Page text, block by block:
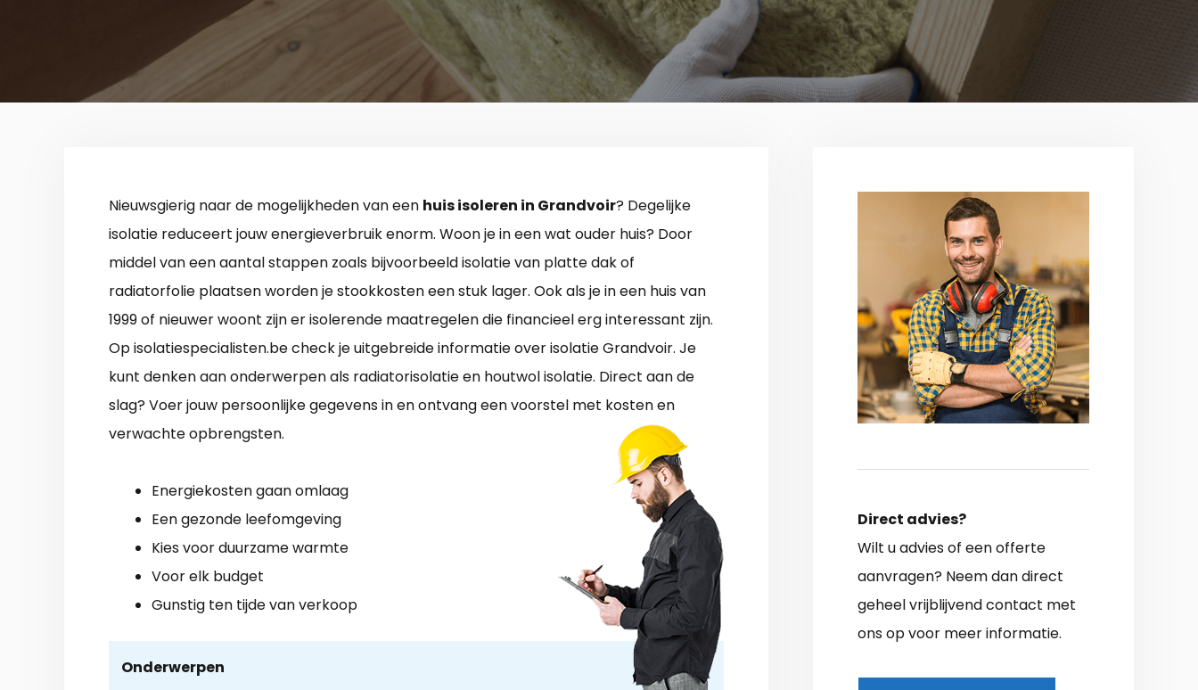
Nieuwsgierig naar de mogelijkheden van een huis isoleren in Grandvoir? Degelijke
isolatie reduceert jouw energieverbruik enorm. Woon je in een wat ouder huis? Door
middel van een aantal stappen zoals bijvoorbeeld isolatie van platte dak of
radiatorfolie plaatsen worden je stookkosten een stuk lager. Ook als je in een huis van
1999 of nieuwer woont zijn er isolerende maatregelen die financieel erg interessant zijn.
Op isolatiespecialisten.be check je uitgebreide informatie over isolatie Grandvoir. Je
kunt denken aan onderwerpen als radiatorisolatie en houtwol isolatie. Direct aan de
slag? Voer jouw persoonlijke gegevens in en ontvang een voorstel met kosten en
verwachte opbrengsten.
Energiekosten gaan omlaag
Een gezonde leefomgeving
Kies voor duurzame warmte
Voor elk budget
Gunstig ten tijde van verkoop
Onderwerpen
Direct advies?
Wilt u advies of een offerte
aanvragen? Neem dan direct
geheel vrijblijvend contact met
ons op voor meer informatie.